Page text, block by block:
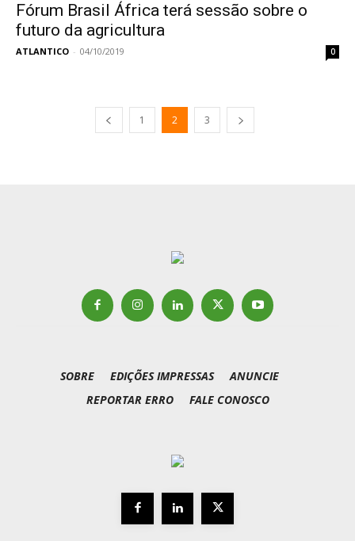
Fórum Brasil África terá sessão sobre o
futuro da agricultura
ATLANTICO - 04/10/2019 0
1 2 3
SOBRE EDIÇÕES IMPRESSAS
ANUNCIE
REPORTAR ERRO
FALE CONOSCO